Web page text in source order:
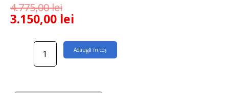
4.775,00lei
3.150,00 lei
Cantitate
Adaugă în coș